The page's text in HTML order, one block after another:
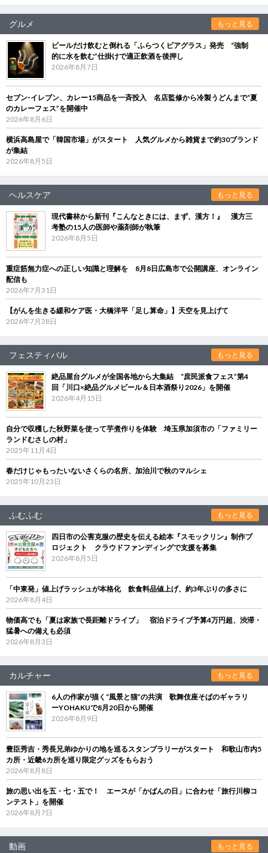
グルメ もっと見る
ビールだけ飲むと倒れる「ふらつくビアグラス」発売 “強制
的に水を飲む”仕掛けで適正飲酒を後押し
2026年8月7日
セブン‐イレブン、カレー15商品を一斉投入 名店監修から冷製うどんまで“夏
のカレーフェス”を開催中
2026年8月6日
横浜高島屋で「韓国市場」がスタート 人気グルメから雑貨まで約30ブランド
が集結
2026年8月5日
ヘルスケア もっと見る
現代書林から新刊『こんなときには、まず、漢方！』 漢方三
考塾の15人の医師や薬剤師が執筆
2026年8月5日
重症筋無力症への正しい知識と理解を 8月8日広島市で公開講座、オンライン
配信も
2026年7月31日
【がんを生きる緩和ケア医・大橋洋平「足し算命」】天空を見上げて
2026年7月28日
フェスティバル もっと見る
絶品屋台グルメが全国各地から大集結 “庶民派食フェス”第4
回「川口×絶品グルメビール＆日本酒祭り2026」を開催
2026年4月15日
自分で収穫した秋野菜を使って芋煮作りを体験 埼玉県加須市の「ファミリー
ランドむさしの村」
2025年11月4日
春だけじゃもったいないさくらの名所、加治川で秋のマルシェ
2025年10月23日
ふむふむ もっと見る
四日市の公害克服の歴史を伝える絵本『スモックリン』制作プ
ロジェクト クラウドファンディングで支援を募集
2026年8月5日
「中東発」値上げラッシュが本格化 飲食料品値上げ、約3年ぶりの多さに
2026年8月4日
物価高でも「夏は家族で長距離ドライブ」 宿泊ドライブ予算4万円超、渋滞・
猛暑への備えも必須
2026年8月3日
カルチャー もっと見る
6人の作家が描く“風景と猫”の共演 歌舞伎座そばのギャラリ
ーYOHAKUで8月20日から開催
2026年8月9日
豊臣秀吉・秀長兄弟ゆかりの地を巡るスタンプラリーがスタート 和歌山市内5
カ所・近畿6カ所を巡り限定グッズをもらおう
2026年8月8日
旅の思い出を五・七・五で！ エースが「かばんの日」に合わせ「旅行川柳コ
ンテスト」を開催
2026年8月7日
動画 もっと見る